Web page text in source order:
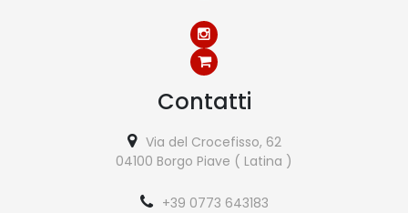
Contatti
Via del Crocefisso, 62
04100 Borgo Piave ( Latina )
+39 0773 643183